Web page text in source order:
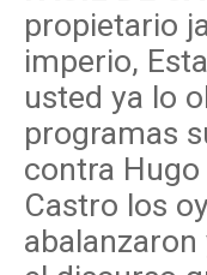
propietario
imperio,
usted ya lo
programas
contra Hugo
Castro los